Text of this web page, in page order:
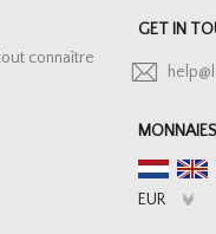
connaître
GET IN